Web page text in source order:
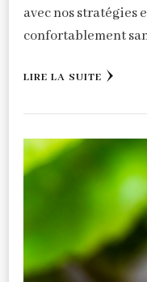
avec nos stratégies
confortablement
LIRE LA SUITE